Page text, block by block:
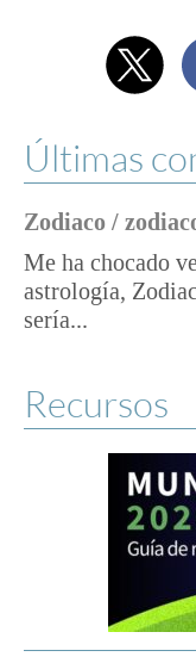
Últimas
Zodiaco /
Me ha chocado
astrología,
sería...
Recursos